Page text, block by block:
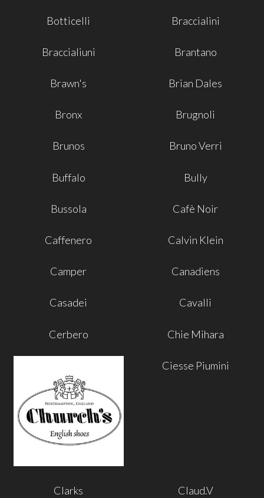
Botticelli Braccialini
Braccialiuni Brantano
Brawn's Brian Dales
Bronx Brugnoli
Brunos Bruno Verri
Buffalo Bully
Bussola Cafè Noir
Caffenero Calvin Klein
Camper Canadiens
Casadei Cavalli
Cerbero Chie Mihara
Ciesse Piumini
Clarks Claud.V